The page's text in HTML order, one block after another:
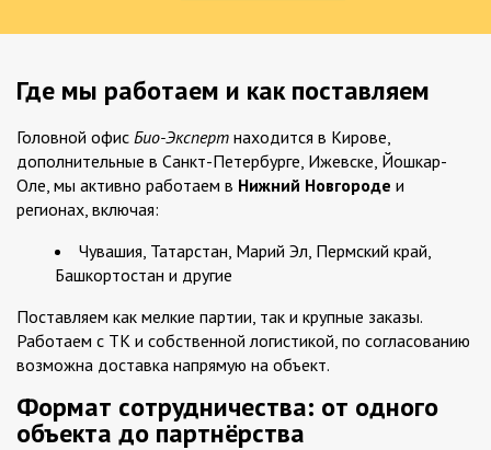
Где мы работаем и как поставляем
Головной офис Био-Эксперт находится в Кирове,
дополнительные в Санкт-Петербурге, Ижевске, Йошкар-
Оле, мы активно работаем в Нижний Новгороде и
регионах, включая:
Чувашия, Татарстан, Марий Эл, Пермский край,
Башкортостан и другие
Поставляем как мелкие партии, так и крупные заказы.
Работаем с ТК и собственной логистикой, по согласованию
возможна доставка напрямую на объект.
Формат сотрудничества: от одного
объекта до партнёрства